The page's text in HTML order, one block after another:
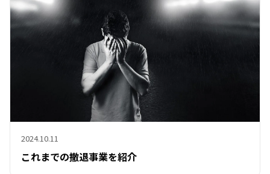
2024.10.11
これまでの撤退事業を紹介